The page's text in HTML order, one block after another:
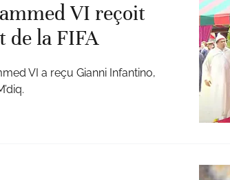
VI reçoit
de la FIFA
VI a reçu Gianni Infantino,